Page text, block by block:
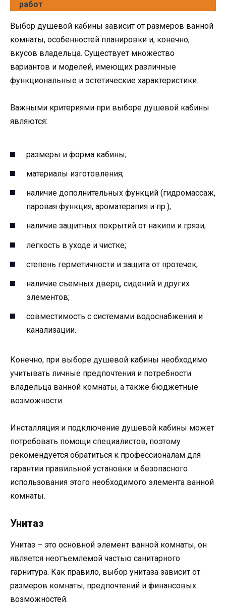
работ
Выбор душевой кабины зависит от размеров ванной
комнаты, особенностей планировки и, конечно,
вкусов владельца. Существует множество
вариантов и моделей, имеющих различные
функциональные и эстетические характеристики.
Важными критериями при выборе душевой кабины
являются:
размеры и форма кабины;
материалы изготовления;
наличие дополнительных функций (гидромассаж,
паровая функция, ароматерапия и пр.);
наличие защитных покрытий от накипи и грязи;
легкость в уходе и чистке;
степень герметичности и защита от протечек;
наличие съемных дверц, сидений и других
элементов;
совместимость с системами водоснабжения и
канализации.
Конечно, при выборе душевой кабины необходимо
учитывать личные предпочтения и потребности
владельца ванной комнаты, а также бюджетные
возможности.
Инсталляция и подключение душевой кабины может
потребовать помощи специалистов, поэтому
рекомендуется обратиться к профессионалам для
гарантии правильной установки и безопасного
использования этого необходимого элемента ванной
комнаты.
Унитаз
Унитаз – это основной элемент ванной комнаты, он
является неотъемлемой частью санитарного
гарнитура. Как правило, выбор унитаза зависит от
размеров комнаты, предпочтений и финансовых
возможностей.